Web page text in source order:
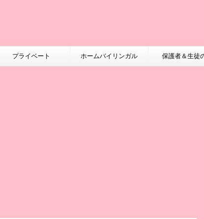
プライベート ホームバイリンガル 保護者＆生徒